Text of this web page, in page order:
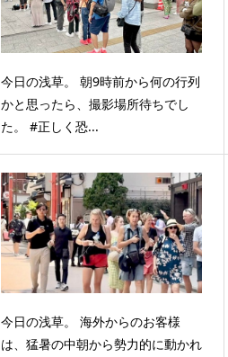
今日の浅草。 朝9時前から何の行列
かと思ったら、撮影場所待ちでし
た。 #正しく恐...
今日の浅草。 海外からのお客様
は、猛暑の中朝から勢力的に動かれ